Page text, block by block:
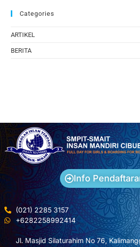
Categories
ARTIKEL
BERITA
Info
(021) 2285 3157
+6282258992414
Jl. Masjid Silaturahim No 76,